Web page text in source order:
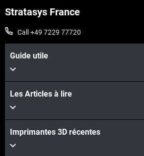
Stratasys France
Call +49 7229 77720
Guide utile
Les Articles à lire
Imprimantes 3D récentes